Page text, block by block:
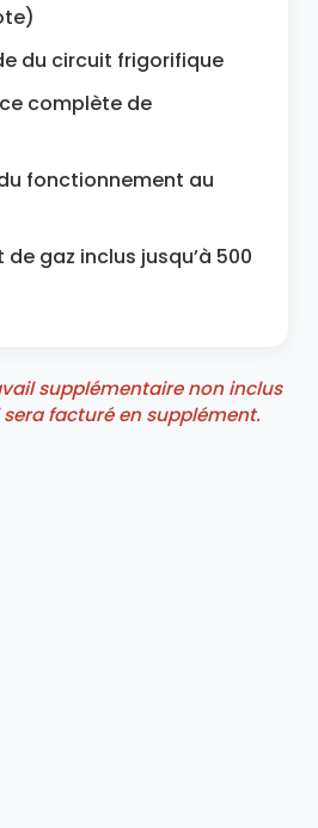
du circuit frigorifique
complète de
fonctionnement au
gaz inclus jusqu’à 500
supplémentaire non inclus
facturé en supplément.